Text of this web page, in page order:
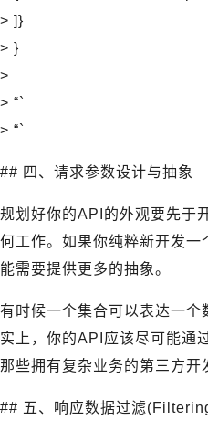
> ]}
> }
>
> “`
> “`
## 四、请求参数设计与抽象
规划好你的API的外观要先于
何工作。如果你纯粹新开发
能需要提供更多的抽象。
有时候一个集合可以表达一
实上，你的API应该尽可能通
那些拥有复杂业务的第三方
## 五、响应数据过滤